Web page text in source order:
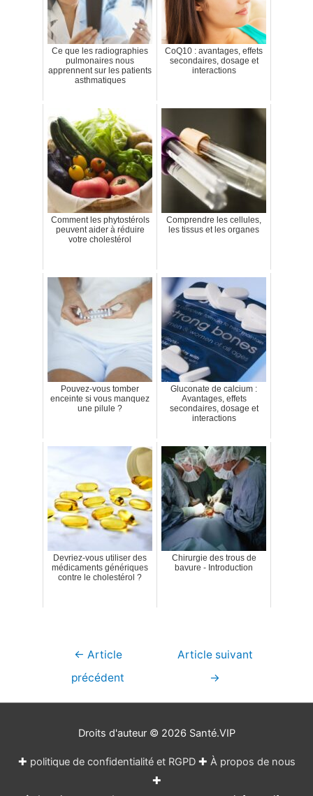
Ce que les radiographies
pulmonaires nous
apprennent sur les patients
asthmatiques
CoQ10 : avantages, effets
secondaires, dosage et
interactions
Comment les phytostérols
peuvent aider à réduire
votre cholestérol
Comprendre les cellules,
les tissus et les organes
Pouvez-vous tomber
enceinte si vous manquez
une pilule ?
Gluconate de calcium :
Avantages, effets
secondaires, dosage et
interactions
Devriez-vous utiliser des
médicaments génériques
contre le cholestérol ?
Chirurgie des trous de
bavure - Introduction
Navigation
← Article
précédent
Article suivant
→
Droits d'auteur © 2026 Santé.VIP
✚ politique de confidentialité et RGPD✚ À propos de nous
✚